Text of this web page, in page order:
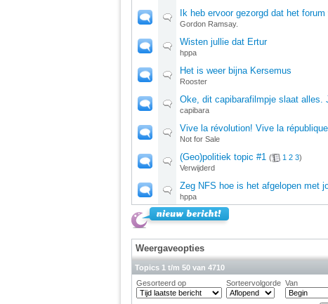
Ik heb ervoor gezorgd dat het
Gordon Ramsay.
Wisten jullie dat Ertur
hppa
Het is weer bijna Kersemus
Rooster
Oke, dit capibarafilmpje slaat alles.
capibara
Vive la révolution! Vive la
Not for Sale
(Geo)politiek topic #1 ( 1 2 3)
Verwijderd
Zeg NFS hoe is het afgelopen met
hppa
Weergaveopties
Topics 1 t/m 50 van 4710
Gesorteerd op
Sorteervolgorde Van